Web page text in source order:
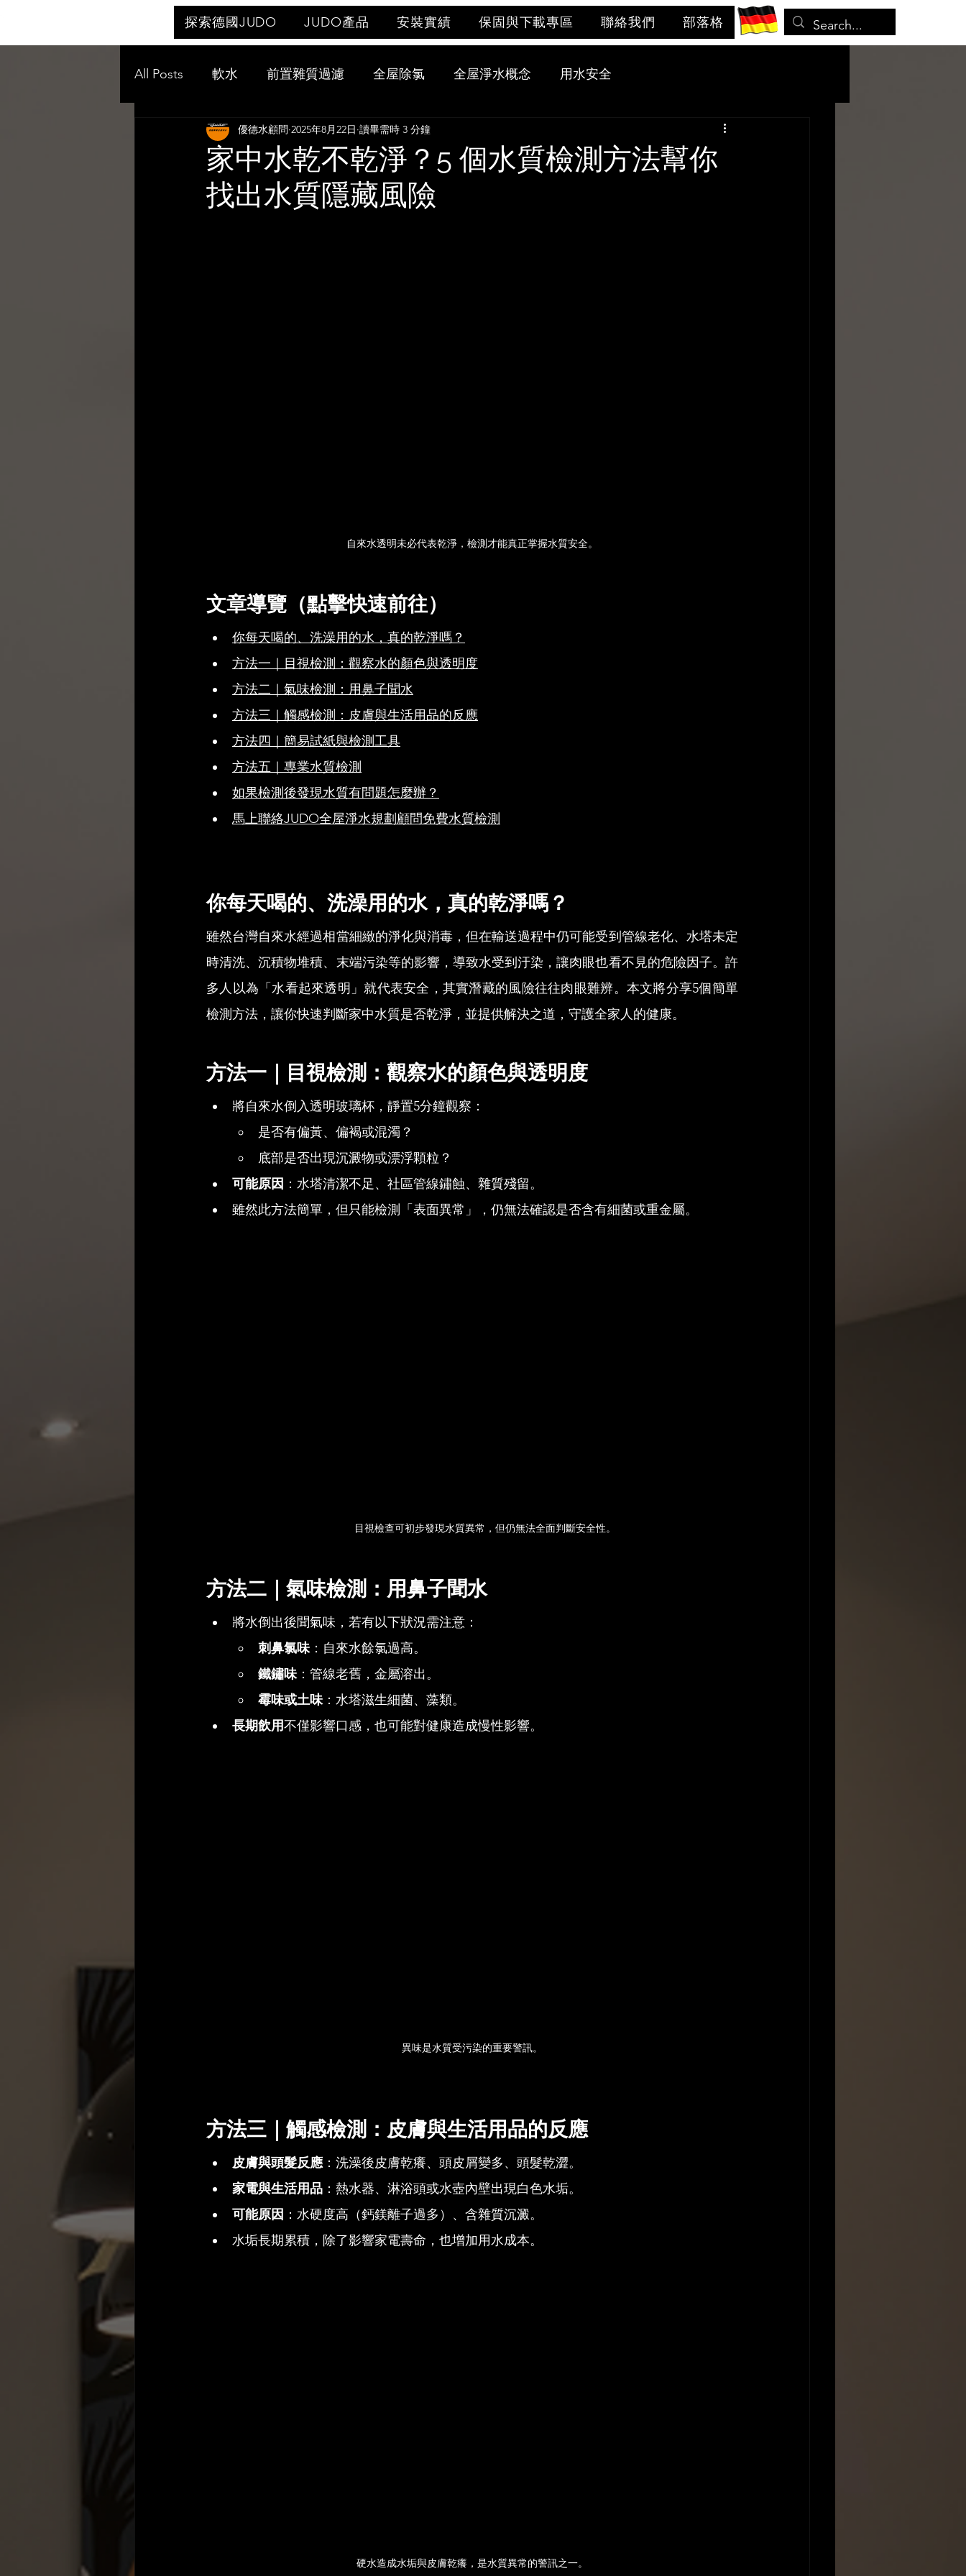
探索德國JUDO JUDO產品 安裝實績 保固與下載專區 聯絡我們 部落格
All Posts 軟水 前置雜質過濾 全屋除氯 全屋淨水概念 用水安全
家中水乾不乾淨？5 個水質檢測方法幫你
找出水質隱藏風險
優德水顧問 2025年8月22日 讀畢需時 3 分鐘
自來水透明未必代表乾淨，檢測才能真正掌握水質安全。
文章導覽（點擊快速前往）
你每天喝的、洗澡用的水，真的乾淨嗎？
方法一｜目視檢測：觀察水的顏色與透明度
方法二｜氣味檢測：用鼻子聞水
方法三｜觸感檢測：皮膚與生活用品的反應
方法四｜簡易試紙與檢測工具
方法五｜專業水質檢測
如果檢測後發現水質有問題怎麼辦？
馬上聯絡JUDO全屋淨水規劃顧問免費水質檢測
你每天喝的、洗澡用的水，真的乾淨嗎？
雖然台灣自來水經過相當細緻的淨化與消毒，但在輸送過程中仍可能受到管線老化、水塔未定
時清洗、沉積物堆積、末端污染等的影響，導致水受到汙染，讓肉眼也看不見的危險因子。許
多人以為「水看起來透明」就代表安全，其實潛藏的風險往往肉眼難辨。本文將分享5個簡單
檢測方法，讓你快速判斷家中水質是否乾淨，並提供解決之道，守護全家人的健康。
方法一｜目視檢測：觀察水的顏色與透明度
將自來水倒入透明玻璃杯，靜置5分鐘觀察：
是否有偏黃、偏褐或混濁？
底部是否出現沉澱物或漂浮顆粒？
可能原因 ：水塔清潔不足、社區管線鏽蝕、雜質殘留。
雖然此方法簡單，但只能檢測「表面異常」，仍無法確認是否含有細菌或重金屬。
目視檢查可初步發現水質異常，但仍無法全面判斷安全性。
方法二｜氣味檢測：用鼻子聞水
將水倒出後聞氣味，若有以下狀況需注意：
刺鼻氯味：自來水餘氯過高。
鐵鏽味：管線老舊，金屬溶出。
霉味或土味：水塔滋生細菌、藻類。
長期飲用不僅影響口感，也可能對健康造成慢性影響。
異味是水質受污染的重要警訊。
方法三｜觸感檢測：皮膚與生活用品的反應
皮膚與頭髮反應 ：洗澡後皮膚乾癢、頭皮屑變多、頭髮乾澀。
家電與生活用品 ：熱水器、淋浴頭或水壺內壁出現白色水垢。
可能原因 ：水硬度高（鈣鎂離子過多）、含雜質沉澱。
水垢長期累積，除了影響家電壽命，也增加用水成本。
硬水造成水垢與皮膚乾癢，是水質異常的警訊之一。